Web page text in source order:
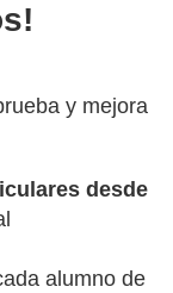
y mejora
desde
alumno de